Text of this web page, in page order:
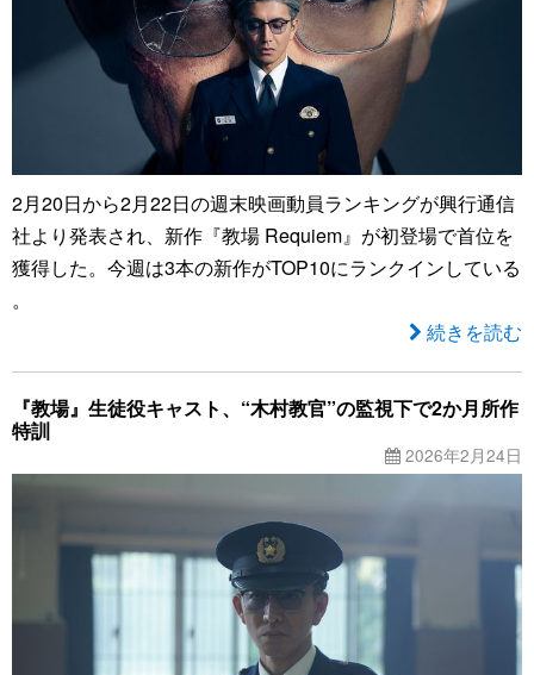
2月20日から2月22日の週末映画動員ランキングが興行通信
社より発表され、新作『教場 Requiem』が初登場で首位を
獲得した。今週は3本の新作がTOP10にランクインしている
。
続きを読む
『教場』生徒役キャスト、“木村教官”の監視下で2か月所作
特訓
2026年2月24日